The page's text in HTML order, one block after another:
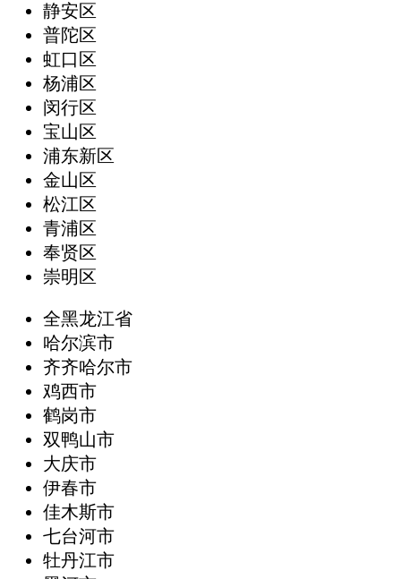
静安区
普陀区
虹口区
杨浦区
闵行区
宝山区
浦东新区
金山区
松江区
青浦区
奉贤区
崇明区
全黑龙江省
哈尔滨市
齐齐哈尔市
鸡西市
鹤岗市
双鸭山市
大庆市
伊春市
佳木斯市
七台河市
牡丹江市